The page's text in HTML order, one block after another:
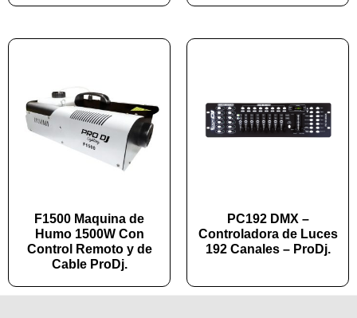
F1500 Maquina de
Humo 1500W Con
Control Remoto y de
Cable ProDj.
PC192 DMX –
Controladora de Luces
192 Canales – ProDj.